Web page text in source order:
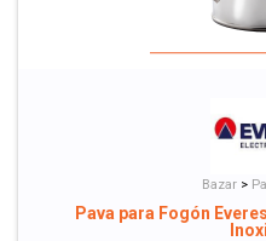
Bazar >
Pava para Fogón